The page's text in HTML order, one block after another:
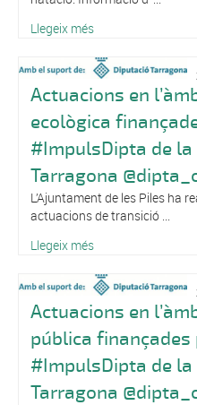
Llegeix més
Actuacions en
ecològica
#ImpulsDipta de
Tarragona
L’Ajuntament de les Piles ha
actuacions de transició ...
Llegeix més
Actuacions en
pública finançades
#ImpulsDipta de
Tarragona